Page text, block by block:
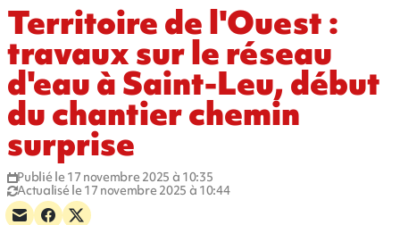
Territoire de l'Ouest :
travaux sur le réseau
d'eau à Saint-Leu, début
du chantier chemin
surprise
Publié le 17 novembre 2025 à 10:35
Actualisé le 17 novembre 2025 à 10:44